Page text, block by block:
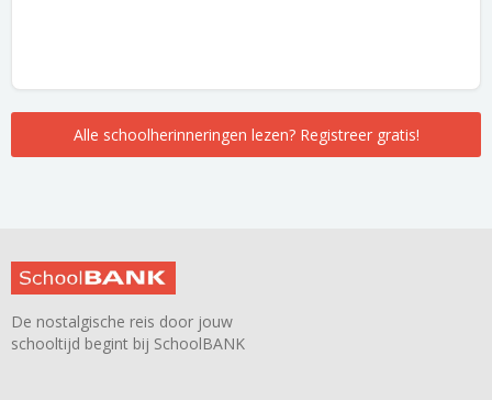
Alle schoolherinneringen lezen? Registreer gratis!
De nostalgische reis door jouw
schooltijd begint bij SchoolBANK